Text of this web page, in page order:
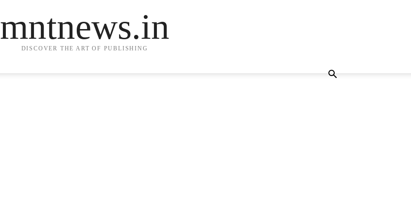
mntnews.in
DISCOVER THE ART OF PUBLISHING